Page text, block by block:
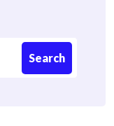
Search